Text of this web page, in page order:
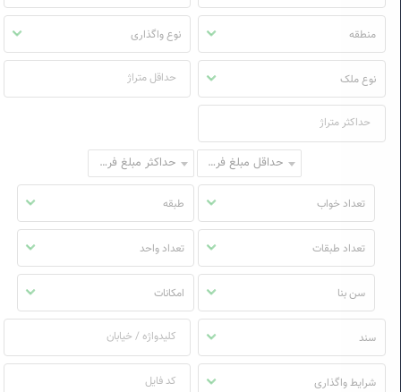
منطقه نوع واگذاری
نوع ملک
حداقل مبلغ فروش حداکثر مبلغ فروش
تعداد خواب طبقه
تعداد طبقات تعداد واحد
سن بنا امکانات
سند
شرایط واگذاری